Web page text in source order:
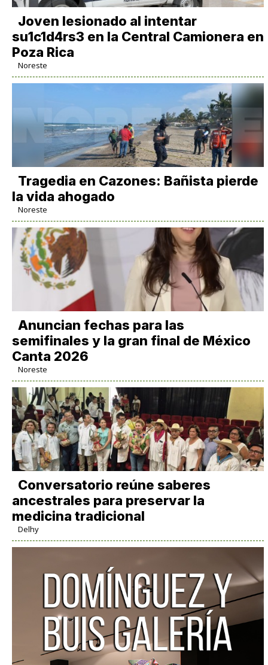
Joven lesionado al intentar
su1c1d4rs3 en la Central Camionera en
Poza Rica
Noreste
Tragedia en Cazones: Bañista pierde
la vida ahogado
Noreste
Anuncian fechas para las
semifinales y la gran final de México
Canta 2026
Noreste
Conversatorio reúne saberes
ancestrales para preservar la
medicina tradicional
Delhy